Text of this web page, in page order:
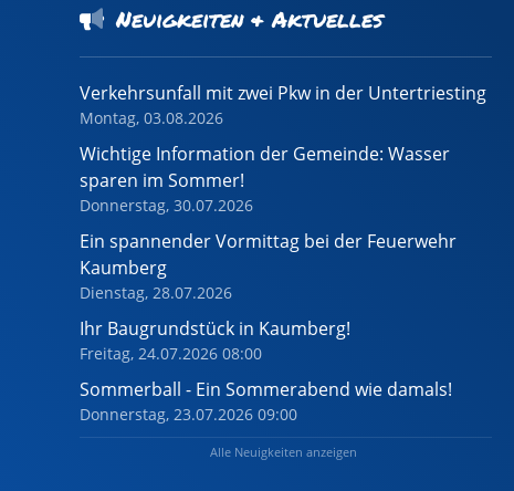
Neuigkeiten & Aktuelles
Verkehrsunfall mit zwei Pkw in der Untertriesting
Montag, 03.08.2026
Wichtige Information der Gemeinde: Wasser
sparen im Sommer!
Donnerstag, 30.07.2026
Ein spannender Vormittag bei der Feuerwehr
Kaumberg
Dienstag, 28.07.2026
Ihr Baugrundstück in Kaumberg!
Freitag, 24.07.2026 08:00
Sommerball - Ein Sommerabend wie damals!
Donnerstag, 23.07.2026 09:00
Alle Neuigkeiten anzeigen